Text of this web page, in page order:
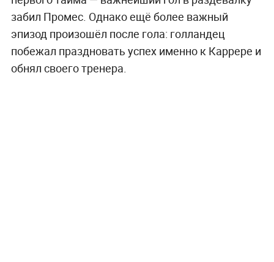
забил Промес. Однако ещё более важный
эпизод произошёл после гола: голландец
побежал праздновать успех именно к Каррере и
обнял своего тренера.